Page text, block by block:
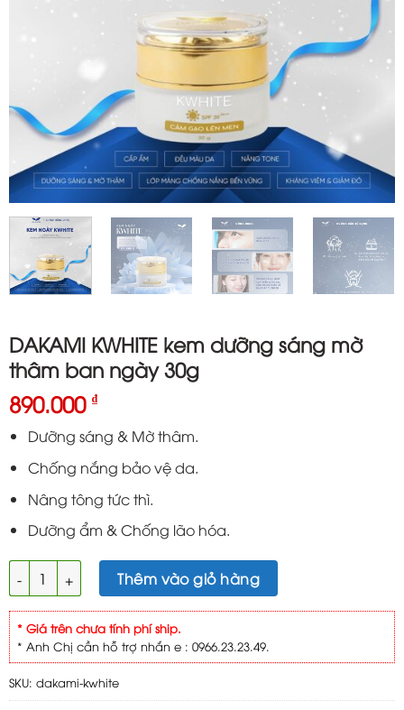
DAKAMI KWHITE kem dưỡng sáng mờ
thâm ban ngày 30g
890.000 ₫
Dưỡng sáng & Mờ thâm.
Chống nắng bảo vệ da.
Nâng tông tức thì.
Dưỡng ẩm & Chống lão hóa.
DAKAMI KWHITE kem dưỡng sáng mờ thâm ban ngày 30g số
Thêm vào giỏ hàng
* Giá trên chưa tính phí ship.
* Anh Chị cần hỗ trợ nhắn e : 0966.23.23.49.
SKU: dakami-kwhite